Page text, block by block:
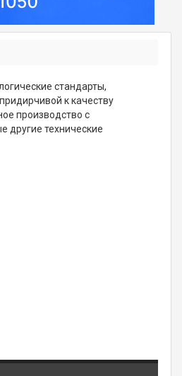
стандарты,
к качеству
производство с
другие технические